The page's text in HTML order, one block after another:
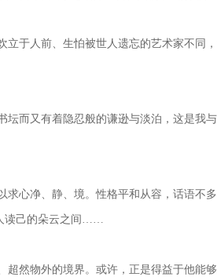
于人前、生怕被世人遗忘的艺术家不同
坛而又有着隐忍般的谦逊与淡泊，这是我
心净、静、境。性格平和从容，话语不
读己的朵云之间……
然物外的境界。或许，正是得益于他能